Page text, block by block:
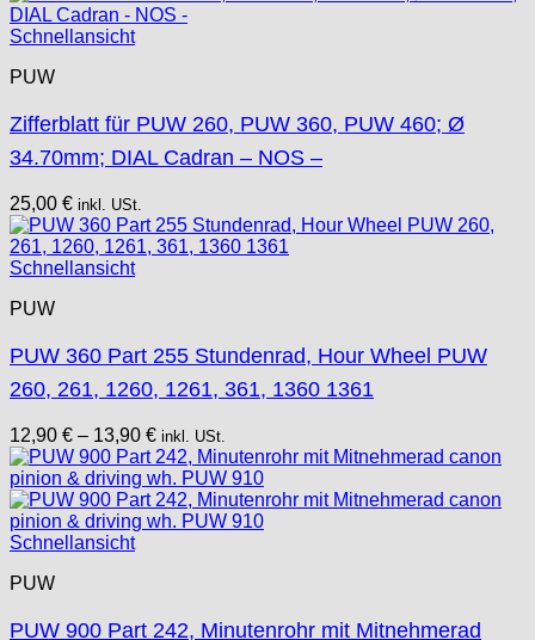
Schnellansicht
PUW
Zifferblatt für PUW 260, PUW 360, PUW 460; Ø
34.70mm; DIAL Cadran – NOS –
25,00 € inkl. USt.
Schnellansicht
PUW
PUW 360 Part 255 Stundenrad, Hour Wheel PUW
260, 261, 1260, 1261, 361, 1360 1361
12,90 € – 13,90 € inkl. USt.
Schnellansicht
PUW
PUW 900 Part 242, Minutenrohr mit Mitnehmerad